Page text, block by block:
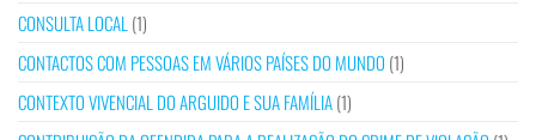
CONSULTA LOCAL (1)
CONTACTOS COM PESSOAS EM VÁRIOS PAÍSES DO MUNDO (1)
CONTEXTO VIVENCIAL DO ARGUIDO E SUA FAMÍLIA(1)